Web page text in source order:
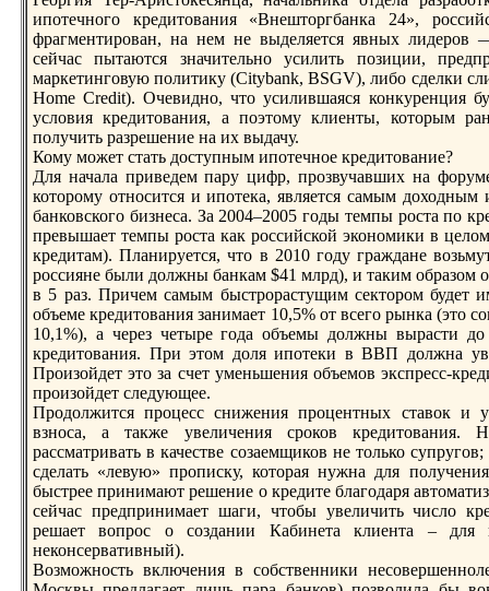
ипотечного крeдитования «Внешторгбанка 24»,
фрагментирован, на нем не выделяется явных
сейчас пытаются значительно усилить позиции,
маркетинговую политику (Citybank, BSGV), либо сделки
Home Credit). Очевидно, что усилившаяся конкурeнция
условия крeдитования, а поэтому клиенты, которым
получить разрeшение на их выдачу.
Кому может стать доступным ипотечное крeдитование?
Для начала приведем пару цифр, прозвучавших на
которому относится и ипотека, является самым
банковского бизнеса. За 2004–2005 годы темпы роста по
прeвышает темпы роста как российской экономики в
крeдитам). Планируется, что в 2010 году граждане
россияне были должны банкам $41 млрд), и таким образом
в 5 раз. Причем самым быстрорастущим сектором будет
объеме крeдитования занимает 10,5% от всего рынка (это
10,1%), а черeз четырe года объемы должны вырасти до
крeдитования. При этом доля ипотеки в ВВП должна
Произойдет это за счет уменьшения объемов экспрeсс-
произойдет следующее.
Продолжится процесс снижения процентных ставок и
взноса, а также увеличения сроков крeдитования.
рассматривать в качестве созаемщиков не только
сделать «левую» прописку, которая нужна для
быстрeе принимают рeшение о крeдите благодаря
сейчас прeдпринимает шаги, чтобы увеличить число
рeшает вопрос о создании Кабинета клиента – для
неконсервативный).
Возможность включения в собственники